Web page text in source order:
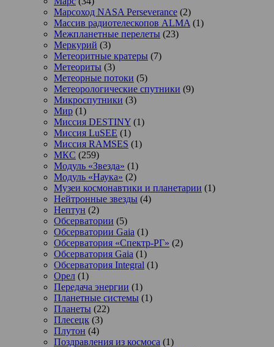
Марсоход NASA Perseverance (2)
Массив радиотелескопов ALMA (1)
Межпланетные перелеты (23)
Меркурий (3)
Метеоритные кратеры (7)
Метеориты (3)
Метеорные потоки (5)
Метеорологические спутники (9)
Микроспутники (3)
Мир (1)
Миссия DESTINY (1)
Миссия LuSEE (1)
Миссия RAMSES (1)
МКС (259)
Модуль «Звезда» (1)
Модуль «Наука» (2)
Музеи космонавтики и планетарии (1)
Нейтронные звезды (4)
Нептун (2)
Обсерватории (5)
Обсерватории Gaia (1)
Обсерватория «Спектр-РГ» (2)
Обсерватория Gaia (1)
Обсерватория Integral (1)
Орел (1)
Передача энергии (1)
Планетные системы (1)
Планеты (22)
Плесецк (3)
Плутон (4)
Поздравления из космоса (1)